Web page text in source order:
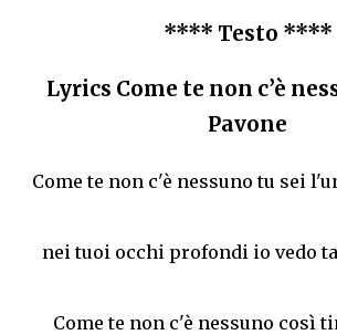
**** Testo ****
Lyrics Come te non c’è
Pavone
Come te non c'è nessuno tu sei
nei tuoi occhi profondi io vedo
Come te non c'è nessuno così